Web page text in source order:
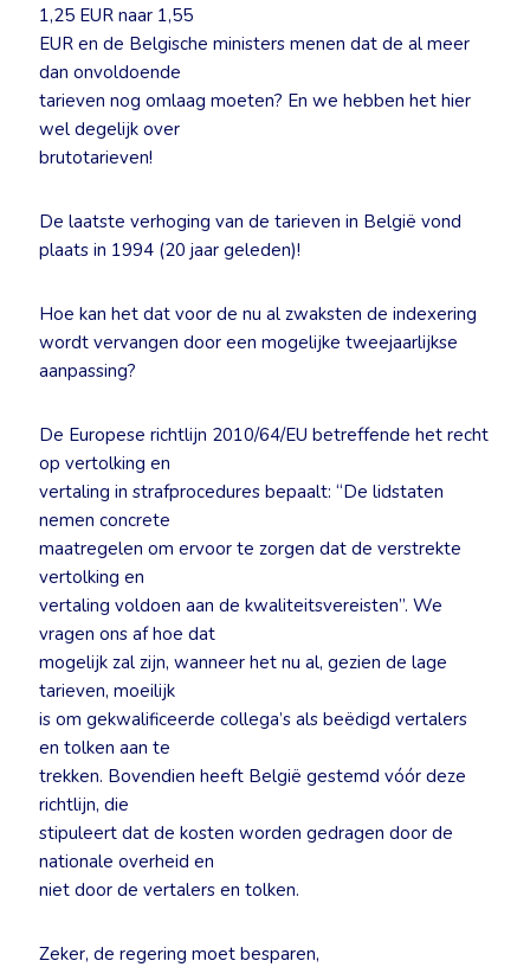
1,25 EUR naar 1,55
EUR en de Belgische ministers menen dat de al meer
dan onvoldoende
tarieven nog omlaag moeten? En we hebben het hier
wel degelijk over
brutotarieven!
De laatste verhoging van de tarieven in België vond
plaats in 1994 (20 jaar geleden)!
Hoe kan het dat voor de nu al zwaksten de indexering
wordt vervangen door een mogelijke tweejaarlijkse
aanpassing?
De Europese richtlijn 2010/64/EU betreffende het recht
op vertolking en
vertaling in strafprocedures bepaalt: “De lidstaten
nemen concrete
maatregelen om ervoor te zorgen dat de verstrekte
vertolking en
vertaling voldoen aan de kwaliteitsvereisten”. We
vragen ons af hoe dat
mogelijk zal zijn, wanneer het nu al, gezien de lage
tarieven, moeilijk
is om gekwalificeerde collega’s als beëdigd vertalers
en tolken aan te
trekken. Bovendien heeft België gestemd vóór deze
richtlijn, die
stipuleert dat de kosten worden gedragen door de
nationale overheid en
niet door de vertalers en tolken.
Zeker, de regering moet besparen,